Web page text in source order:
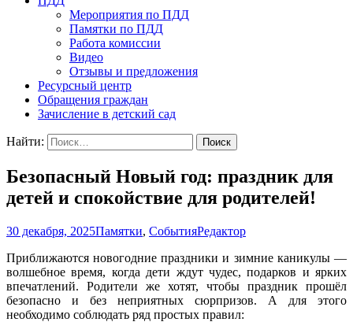
Мероприятия по ПДД
Памятки по ПДД
Работа комиссии
Видео
Отзывы и предложения
Ресурсный центр
Обращения граждан
Зачисление в детский сад
Найти:
Безопасный Новый год: праздник для
детей и спокойствие для родителей!
30 декабря, 2025Памятки, СобытияРедактор
Приближаются новогодние праздники и зимние каникулы —
волшебное время, когда дети ждут чудес, подарков и ярких
впечатлений. Родители же хотят, чтобы праздник прошёл
безопасно и без неприятных сюрпризов. А для этого
необходимо соблюдать ряд простых правил: